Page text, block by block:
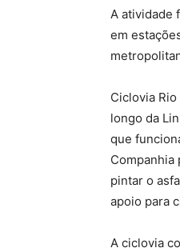
A atividade
em
Ciclovia
longo da
que
Companhia
pintar o
apoio para
A ciclovia